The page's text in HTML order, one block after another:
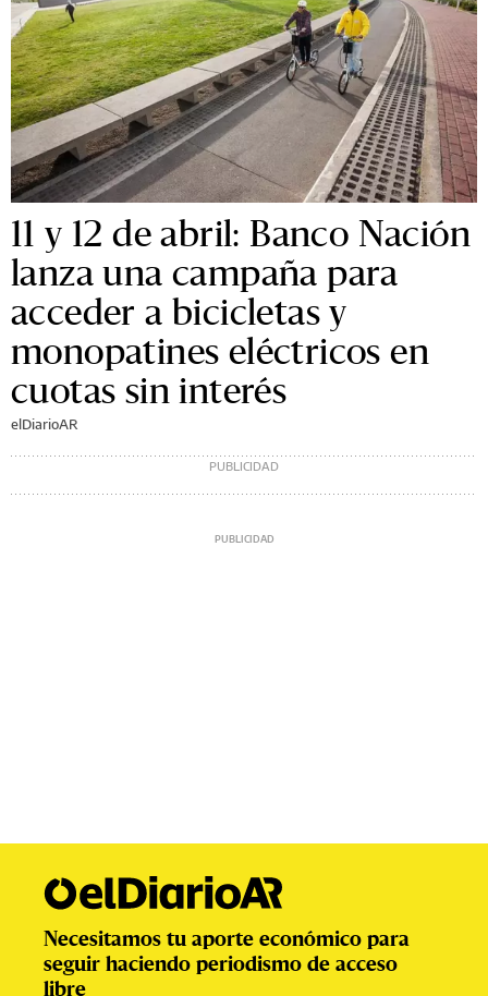
11 y 12 de abril: Banco Nación
lanza una campaña para
acceder a bicicletas y
monopatines eléctricos en
cuotas sin interés
elDiarioAR
Necesitamos tu aporte económico para
seguir haciendo periodismo de acceso
libre